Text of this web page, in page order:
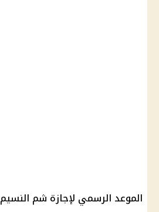
الموعد الرسمي لإجازة شم النسيم 2025